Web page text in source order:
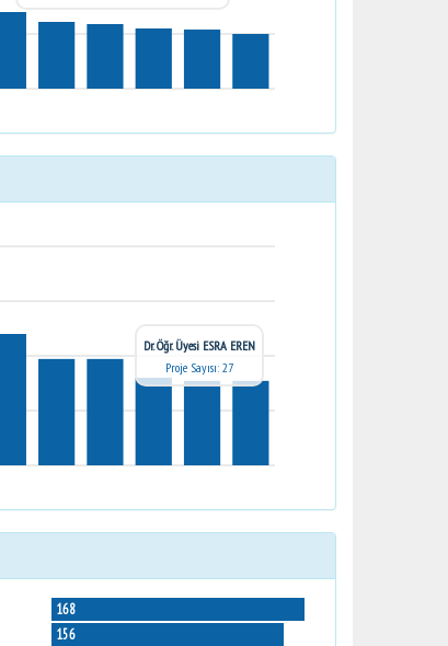
Dr. Öğr. Üyesi ESRA EREN
Proje Sayısı: 27
168
156